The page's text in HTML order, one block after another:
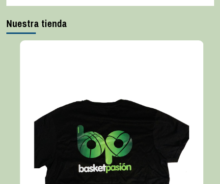
Nuestra tienda